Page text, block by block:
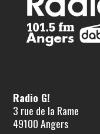
Radio G!
3 rue de la Rame
49100 Angers